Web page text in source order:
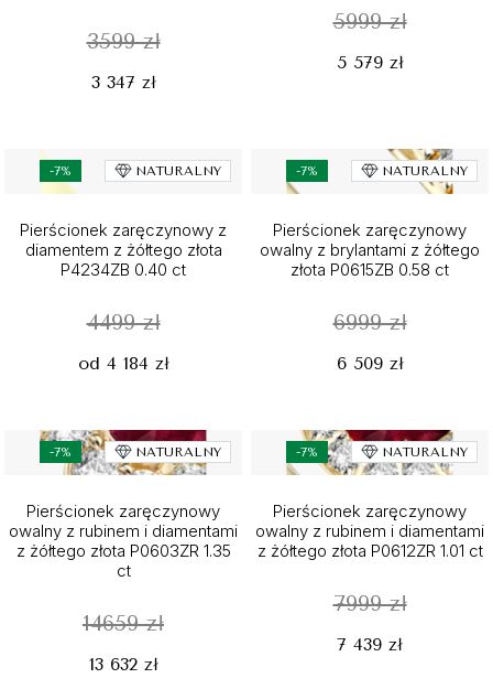
3599 zł
3 347 zł
5999 zł
5 579 zł
-7% NATURALNY
Pierścionek zaręczynowy z
diamentem z żółtego złota
P4234ZB 0.40 ct
4499 zł
od 4 184 zł
-7% NATURALNY
Pierścionek zaręczynowy
owalny z brylantami z żółtego
złota P0615ZB 0.58 ct
6999 zł
6 509 zł
-7% NATURALNY
Pierścionek zaręczynowy
owalny z rubinem i diamentami
z żółtego złota P0603ZR 1.35
ct
14659 zł
13 632 zł
-7% NATURALNY
Pierścionek zaręczynowy
owalny z rubinem i diamentami
z żółtego złota P0612ZR 1.01 ct
7999 zł
7 439 zł